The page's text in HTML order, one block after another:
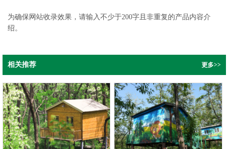
为确保网站收录效果，请输入不少于200字且非重复的产品内容介
绍。
相关推荐 更多>>